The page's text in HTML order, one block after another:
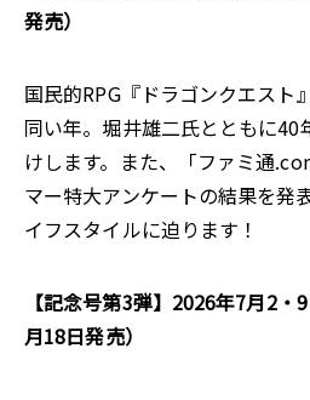
発売）
国民的RPG『ドラゴンクエスト
同い年。堀井雄二氏とともに40
けします。また、「ファミ通
マー特大アンケートの結果を発
イフスタイルに迫ります！
【記念号第3弾】2026年7月2
月18日発売）